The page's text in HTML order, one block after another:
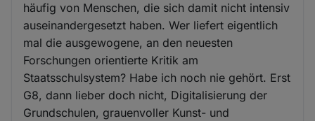
häufig von Menschen, die sich damit nicht intensiv
auseinandergesetzt haben. Wer liefert eigentlich
mal die ausgewogene, an den neuesten
Forschungen orientierte Kritik am
Staatsschulsystem? Habe ich noch nie gehört. Erst
G8, dann lieber doch nicht, Digitalisierung der
Grundschulen, grauenvoller Kunst- und